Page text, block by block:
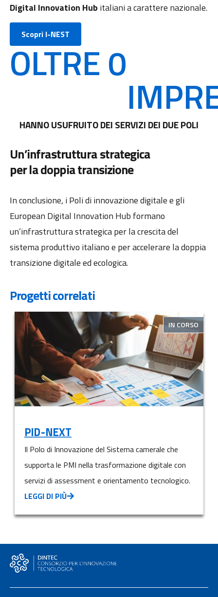
Digital Innovation Hub italiani a carattere nazionale.
Scopri I-NEST
HANNO USUFRUITO DEI SERVIZI DEI DUE POLI
OLTRE 0
Un’infrastruttura strategica
per la doppia transizione
In conclusione, i Poli di innovazione digitale e gli
European Digital Innovation Hub formano
un’infrastruttura strategica per la crescita del
sistema produttivo italiano e per accelerare la doppia
transizione digitale ed ecologica.
Progetti correlati
IN CORSO
PID-NEXT
Il Polo di Innovazione del Sistema camerale che
supporta le PMI nella trasformazione digitale con
servizi di assessment e orientamento tecnologico.
LEGGI DI PIÙ